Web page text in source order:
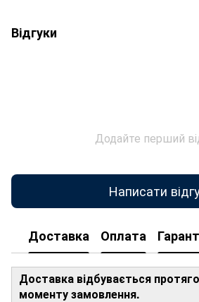
Відгуки
Додайте перший
Написати
Доставка Оплата
Доставка відбувається
моменту замовлення.